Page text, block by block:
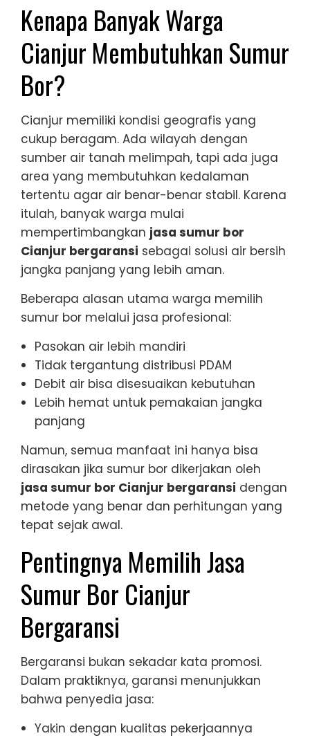
Kenapa Banyak Warga
Cianjur Membutuhkan Sumur
Bor?
Cianjur memiliki kondisi geografis yang
cukup beragam. Ada wilayah dengan
sumber air tanah melimpah, tapi ada juga
area yang membutuhkan kedalaman
tertentu agar air benar-benar stabil. Karena
itulah, banyak warga mulai
mempertimbangkan jasa sumur bor
Cianjur bergaransi sebagai solusi air bersih
jangka panjang yang lebih aman.
Beberapa alasan utama warga memilih
sumur bor melalui jasa profesional:
Pasokan air lebih mandiri
Tidak tergantung distribusi PDAM
Debit air bisa disesuaikan kebutuhan
Lebih hemat untuk pemakaian jangka
panjang
Namun, semua manfaat ini hanya bisa
dirasakan jika sumur bor dikerjakan oleh
jasa sumur bor Cianjur bergaransi dengan
metode yang benar dan perhitungan yang
tepat sejak awal.
Pentingnya Memilih Jasa
Sumur Bor Cianjur
Bergaransi
Bergaransi bukan sekadar kata promosi.
Dalam praktiknya, garansi menunjukkan
bahwa penyedia jasa:
Yakin dengan kualitas pekerjaannya